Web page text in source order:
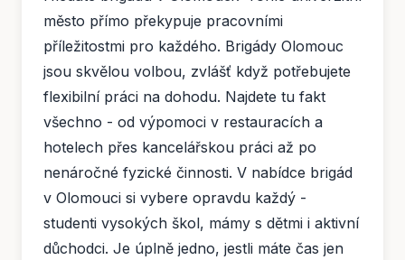
město přímo překypuje pracovními
příležitostmi pro každého. Brigády Olomouc
jsou skvělou volbou, zvlášť když potřebujete
flexibilní práci na dohodu. Najdete tu fakt
všechno - od výpomoci v restauracích a
hotelech přes kancelářskou práci až po
nenáročné fyzické činnosti. V nabídce brigád
v Olomouci si vybere opravdu každý -
studenti vysokých škol, mámy s dětmi i aktivní
důchodci. Je úplně jedno, jestli máte čas jen